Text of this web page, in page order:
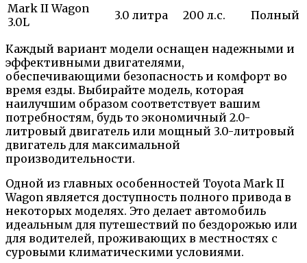
Mark II Wagon
3.0L
3.0 литра 200 л.с. Полный
Каждый вариант модели оснащен надежными и
эффективными двигателями,
обеспечивающими безопасность и комфорт во
время езды. Выбирайте модель, которая
наилучшим образом соответствует вашим
потребностям, будь то экономичный 2.0-
литровый двигатель или мощный 3.0-литровый
двигатель для максимальной
производительности.
Одной из главных особенностей Toyota Mark II
Wagon является доступность полного привода в
некоторых моделях. Это делает автомобиль
идеальным для путешествий по бездорожью или
для водителей, проживающих в местностях с
суровыми климатическими условиями.